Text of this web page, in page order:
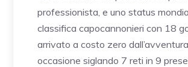
professionista, e uno status
classifica capocannonieri con 18
arrivato a costo zero
occasione siglando 7 reti in 9